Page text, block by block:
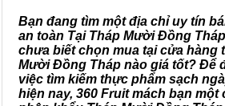
Bạn đang tìm một địa chỉ uy tín
an toàn Tại Tháp Mười Đồng
chưa biết chọn mua tại cửa hàng
Mười Đồng Tháp nào giá tốt? Để
việc tìm kiếm thực phẩm sạch
hiện nay, 360 Fruit mách bạn một